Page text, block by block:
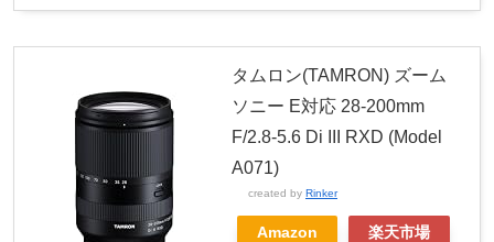
タムロン(TAMRON) ズーム
ソニー E対応 28-200mm
F/2.8-5.6 Di III RXD (Model
A071)
created by Rinker
Amazon 楽天市場